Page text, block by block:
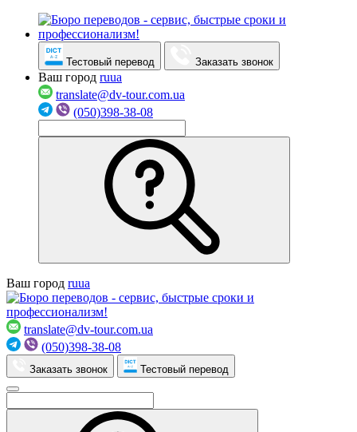
Тестовый перевод Заказать звонок
Ваш город ruua
translate@dv-tour.com.ua
(050)398-38-08
Ваш город ruua
translate@dv-tour.com.ua
(050)398-38-08
Заказать звонок Тестовый перевод